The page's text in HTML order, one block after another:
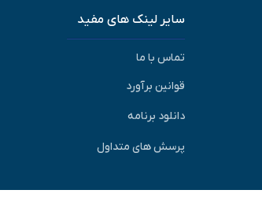
سایر لینک های مفید
تماس با ما
قوانین برآورد
دانلود برنامه
پرسش های متداول